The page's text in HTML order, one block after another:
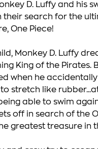
D. Luffy and his
their search for the
One Piece!
Monkey D. Luffy
King of the Pirates.
when he
stretch like
able to swim
off in search of the
greatest treasure in